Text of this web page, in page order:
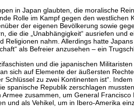
in Japan glaubten, die moralische
Rolle im Kampf gegen den westlichen
der eigenen Bevölkerung sowie
die die „Unabhängigkeit“ ausriefen
Religionen nahm. Allerdings hatte
als Befreier anzusehen – ein
und die japanischen
sich auf Elemente der äußersten
Schlüssel zu zwei Kontinenten ist“.
spanische Republik zerschlagen
Armee zusammen, um General
und als Vehikel, um in Ibero-Amerika